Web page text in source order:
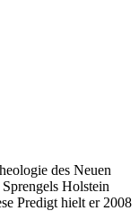
des Neuen
Holstein
Predigt hielt er 2008